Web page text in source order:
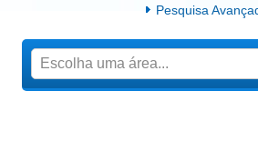
Pesquisa